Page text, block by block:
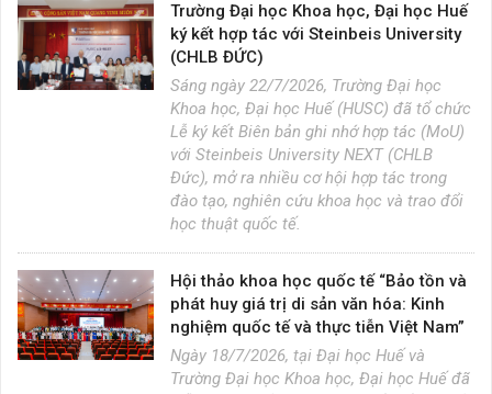
Trường Đại học Khoa học, Đại học Huế
ký kết hợp tác với Steinbeis University
(CHLB ĐỨC)
Sáng ngày 22/7/2026, Trường Đại học
Khoa học, Đại học Huế (HUSC) đã tổ chức
Lễ ký kết Biên bản ghi nhớ hợp tác (MoU)
với Steinbeis University NEXT (CHLB
Đức), mở ra nhiều cơ hội hợp tác trong
đào tạo, nghiên cứu khoa học và trao đổi
học thuật quốc tế.
Hội thảo khoa học quốc tế “Bảo tồn và
phát huy giá trị di sản văn hóa: Kinh
nghiệm quốc tế và thực tiễn Việt Nam”
Ngày 18/7/2026, tại Đại học Huế và
Trường Đại học Khoa học, Đại học Huế đã